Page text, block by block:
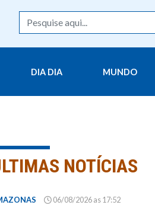
DIA DIA MUNDO
NOTÍCIAS
06/08/2026 as 17:52